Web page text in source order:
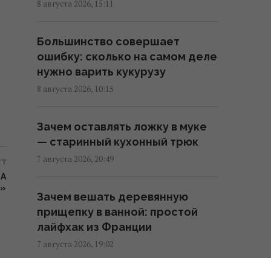
11:06 воскресенье, 09 августа 2026
Известный украинский певец
10:09 воскресенье, 09 августа 2026
млн грн: как его обустроили
09:38 воскресенье, 09 августа 2026
8 августа 2026, 15:11
Большинство совершает
ошибку: сколько на самом деле
нужно варить кукурузу
8 августа 2026, 10:15
Зачем оставлять ложку в муке
— старинный кухонный трюк
7 августа 2026, 20:49
Зачем вешать деревянную
прищепку в ванной: простой
лайфхак из Франции
7 августа 2026, 19:02